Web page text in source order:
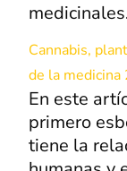
Cannabis,
de la medicina
En este
primero
tiene la